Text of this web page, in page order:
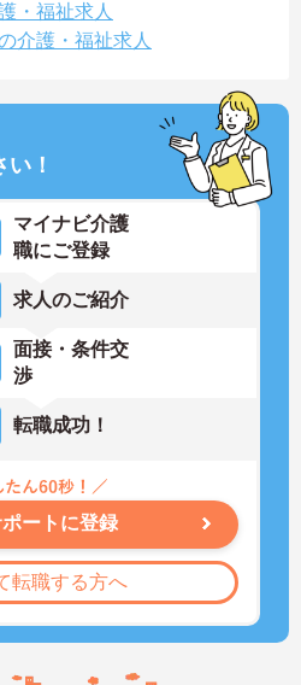
・福祉求人
介護・福祉求人
い！
マイナビ介護
職にご登録
求人のご紹介
面接・条件交
渉
転職成功！
ートに登録
転職する方へ